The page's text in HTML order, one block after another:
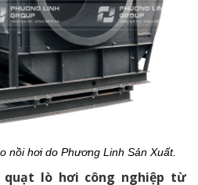
nồi hơi do Phương Linh Sản Xuất.
quạt lò hơi công nghiệp từ